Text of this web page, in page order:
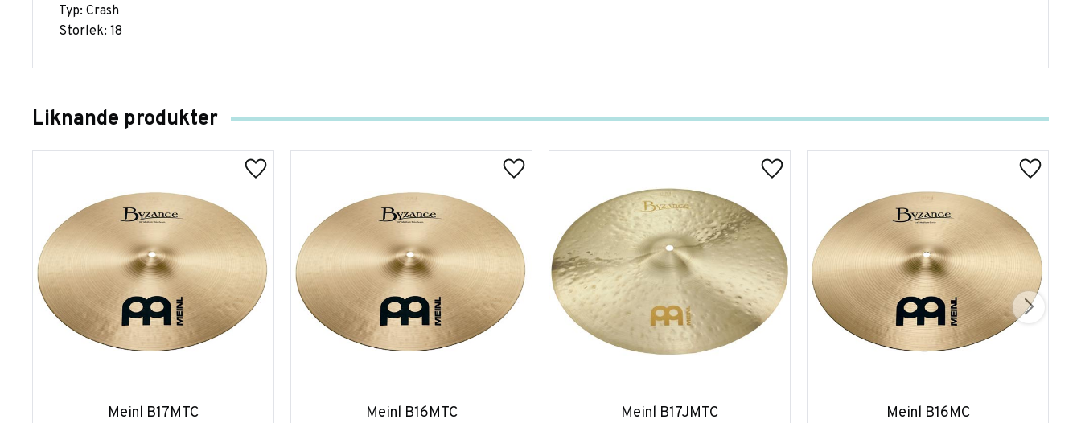
Typ: Crash
Storlek: 18
Liknande produkter
Meinl B17MTC Meinl B16MTC Meinl B17JMTC Meinl B16MC